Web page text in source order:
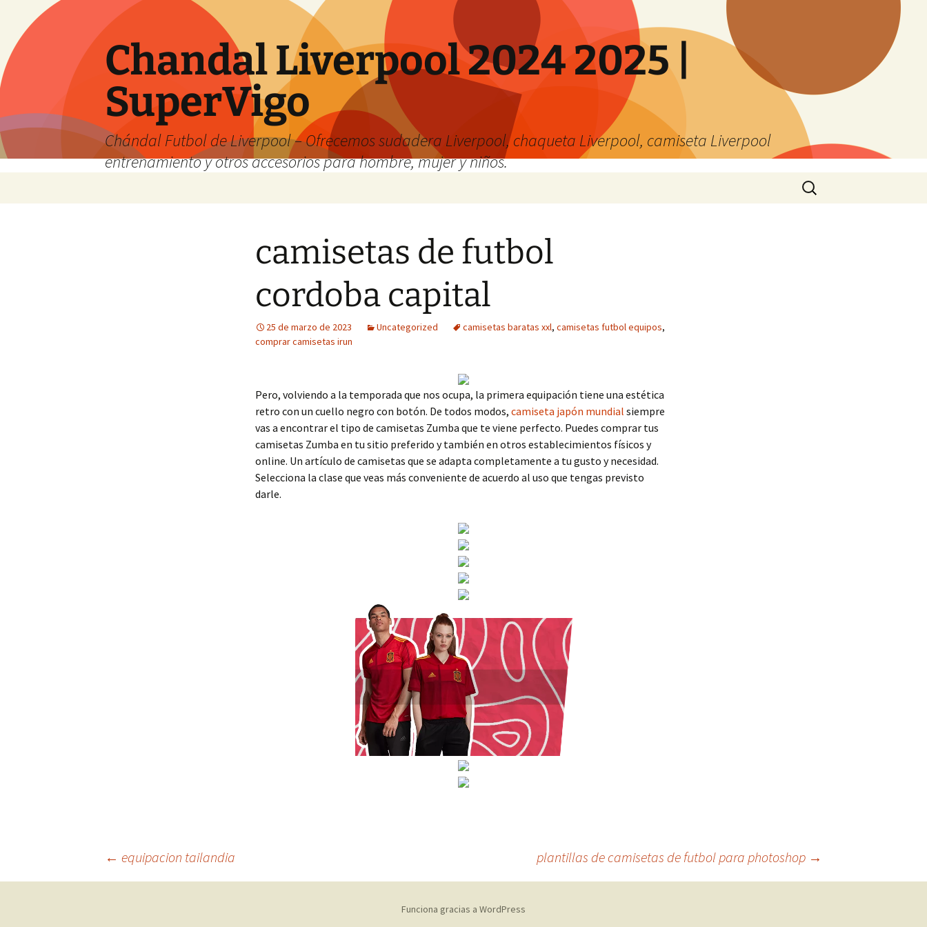
Chandal Liverpool 2024 2025 |
SuperVigo
Chándal Futbol de Liverpool – Ofrecemos sudadera Liverpool, chaqueta Liverpool, camiseta Liverpool
entrenamiento y otros accesorios para hombre, mujer y niños.
Buscar:
camisetas de futbol
cordoba capital
25 de marzo de 2023 Uncategorized camisetas baratas xxl, camisetas futbol equipos,
comprar camisetas irun
Pero, volviendo a la temporada que nos ocupa, la primera equipación tiene una estética
retro con un cuello negro con botón. De todos modos, camiseta japón mundial siempre
vas a encontrar el tipo de camisetas Zumba que te viene perfecto. Puedes comprar tus
camisetas Zumba en tu sitio preferido y también en otros establecimientos físicos y
online. Un artículo de camisetas que se adapta completamente a tu gusto y necesidad.
Selecciona la clase que veas más conveniente de acuerdo al uso que tengas previsto
darle.
Navegación
← equipacion tailandia plantillas de camisetas de futbol para photoshop →
Funciona gracias a WordPress